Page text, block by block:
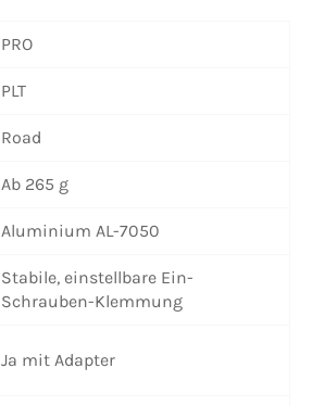
PRO
PLT
Road
Ab 265 g
Aluminium AL-7050
Stabile, einstellbare Ein-
Schrauben-Klemmung
Ja mit Adapter